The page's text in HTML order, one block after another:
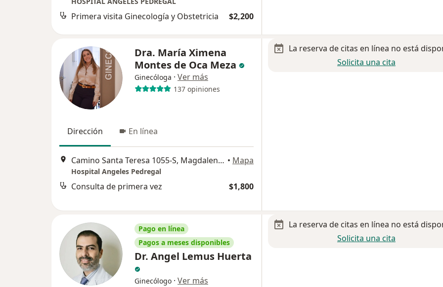
Primera visita Ginecología y Obstetricia $2,200
Dra. María Ximena
Montes de Oca Meza
Ginecóloga · Ver más
137 opiniones
Dirección En línea
Camino Santa Teresa 1055-S, Magdalena Contreras • Mapa
Hospital Angeles Pedregal
Consulta de primera vez $1,800
La reserva de citas en línea no está
Solicita una cita
Pago en línea
Pagos a meses disponibles
Dr. Angel Lemus Huerta
Ginecólogo · Ver más
La reserva de citas en línea no está
Solicita una cita